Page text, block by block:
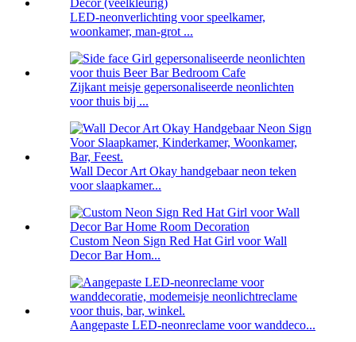
LED-neonverlichting voor speelkamer,
woonkamer, man-grot ...
Zijkant meisje gepersonaliseerde neonlichten
voor thuis bij ...
Wall Decor Art Okay handgebaar neon teken
voor slaapkamer...
Custom Neon Sign Red Hat Girl voor Wall
Decor Bar Hom...
Aangepaste LED-neonreclame voor wanddeco...